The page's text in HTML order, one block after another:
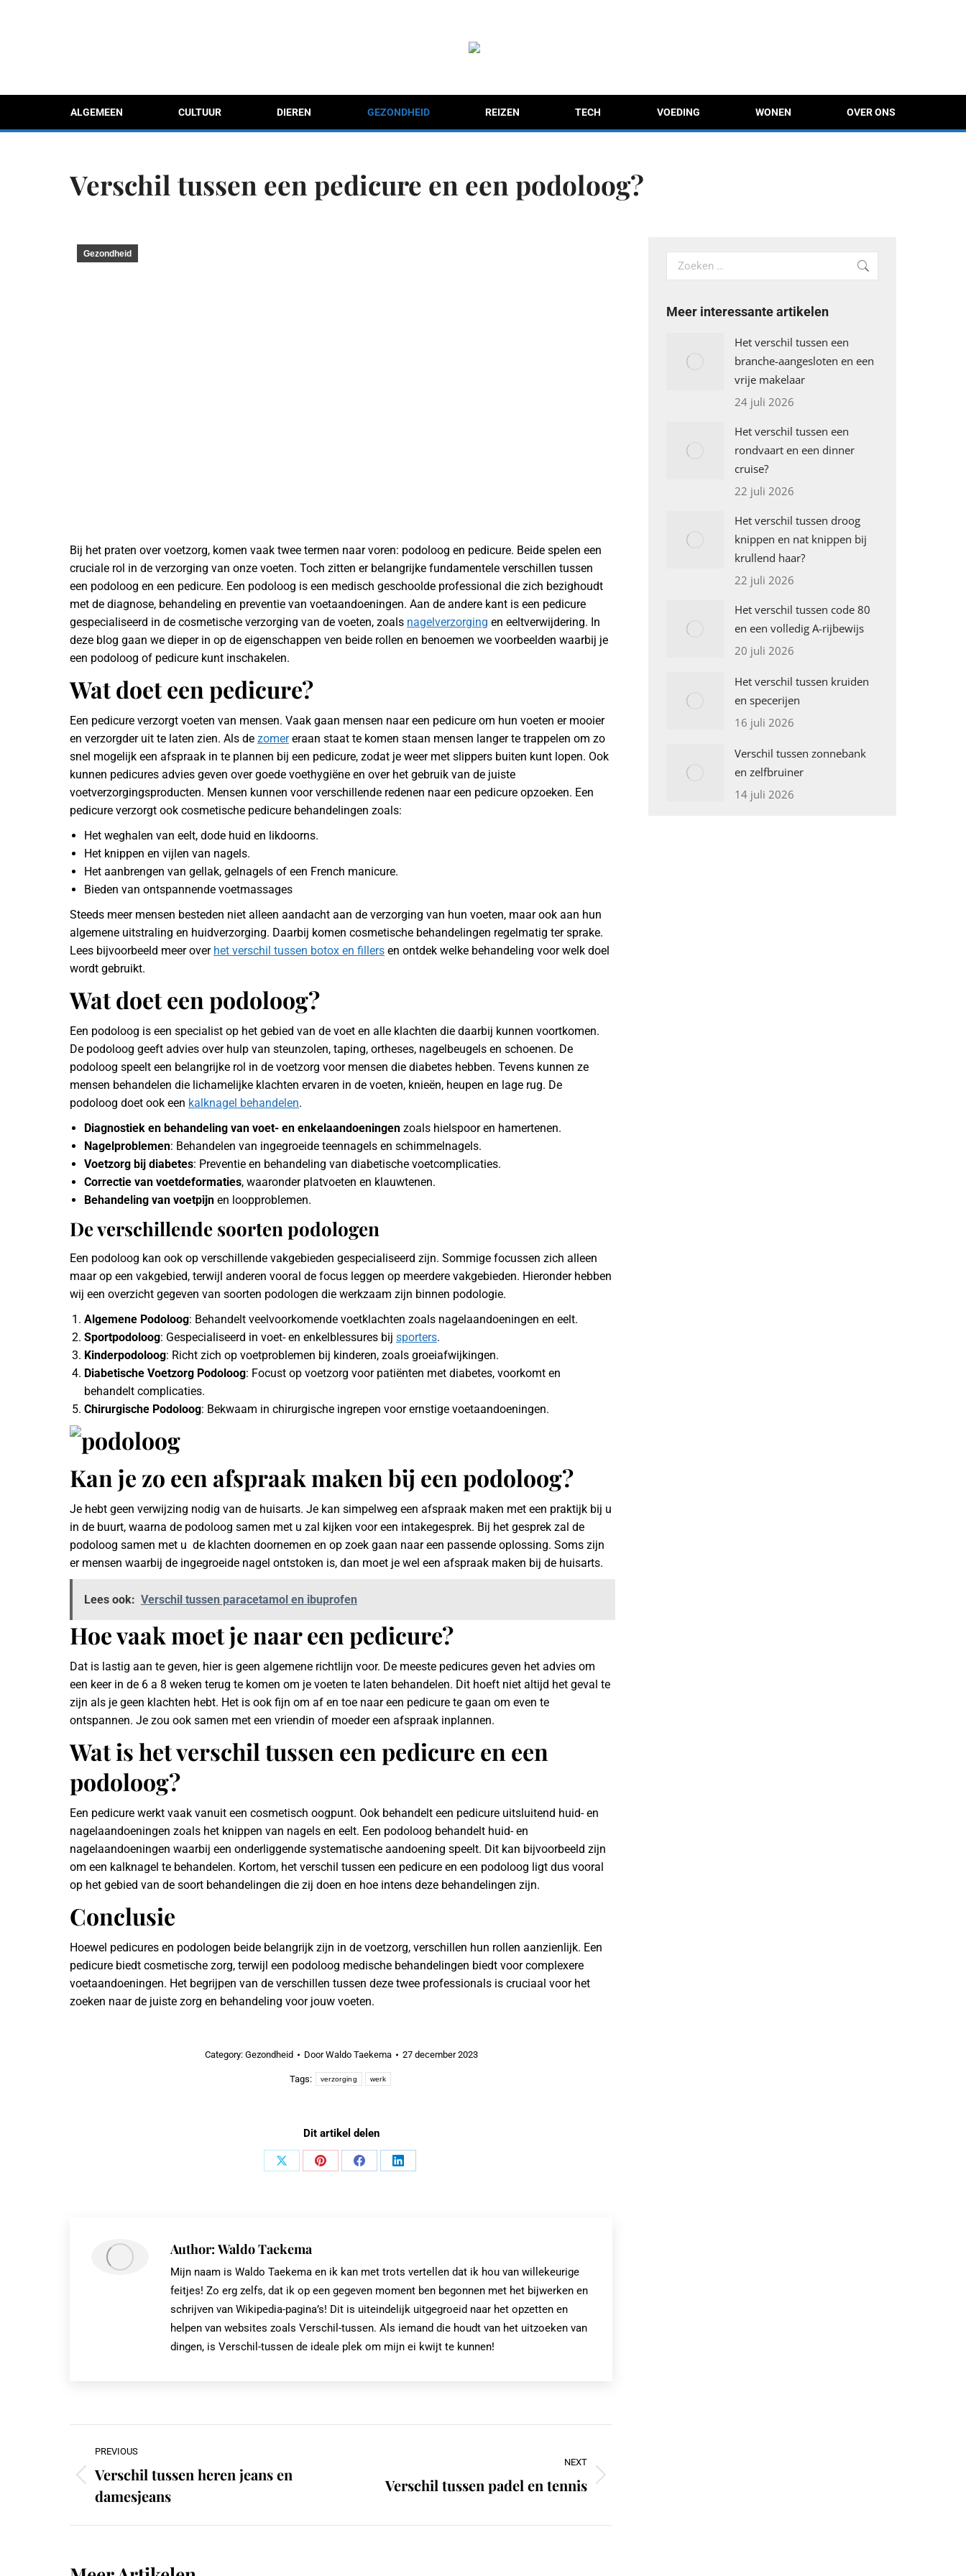
ALGEMEEN CULTUUR DIEREN GEZONDHEID REIZEN TECH VOEDING WONEN OVER ONS
Verschil tussen een pedicure en een podoloog?
Gezondheid
Bij het praten over voetzorg, komen vaak twee termen naar voren: podoloog en pedicure. Beide spelen een
cruciale rol in de verzorging van onze voeten. Toch zitten er belangrijke fundamentele verschillen tussen
een podoloog en een pedicure. Een podoloog is een medisch geschoolde professional die zich bezighoudt
met de diagnose, behandeling en preventie van voetaandoeningen. Aan de andere kant is een pedicure
gespecialiseerd in de cosmetische verzorging van de voeten, zoals nagelverzorging en eeltverwijdering. In
deze blog gaan we dieper in op de eigenschappen ven beide rollen en benoemen we voorbeelden waarbij je
een podoloog of pedicure kunt inschakelen.
Wat doet een pedicure?
Een pedicure verzorgt voeten van mensen. Vaak gaan mensen naar een pedicure om hun voeten er mooier
en verzorgder uit te laten zien. Als de zomereraan staat te komen staan mensen langer te trappelen om zo
snel mogelijk een afspraak in te plannen bij een pedicure, zodat je weer met slippers buiten kunt lopen. Ook
kunnen pedicures advies geven over goede voethygiëne en over het gebruik van de juiste
voetverzorgingsproducten. Mensen kunnen voor verschillende redenen naar een pedicure opzoeken. Een
pedicure verzorgt ook cosmetische pedicure behandelingen zoals:
Het weghalen van eelt, dode huid en likdoorns.
Het knippen en vijlen van nagels.
Het aanbrengen van gellak, gelnagels of een French manicure.
Bieden van ontspannende voetmassages
Steeds meer mensen besteden niet alleen aandacht aan de verzorging van hun voeten, maar ook aan hun
algemene uitstraling en huidverzorging. Daarbij komen cosmetische behandelingen regelmatig ter sprake.
Lees bijvoorbeeld meer over het verschil tussen botox en fillers en ontdek welke behandeling voor welk doel
wordt gebruikt.
Wat doet een podoloog?
Een podoloog is een specialist op het gebied van de voet en alle klachten die daarbij kunnen voortkomen.
De podoloog geeft advies over hulp van steunzolen, taping, ortheses, nagelbeugels en schoenen. De
podoloog speelt een belangrijke rol in de voetzorg voor mensen die diabetes hebben. Tevens kunnen ze
mensen behandelen die lichamelijke klachten ervaren in de voeten, knieën, heupen en lage rug. De
podoloog doet ook een kalknagel behandelen.
Diagnostiek en behandeling van voet- en enkelaandoeningen zoals hielspoor en hamertenen.
Nagelproblemen: Behandelen van ingegroeide teennagels en schimmelnagels.
Voetzorg bij diabetes: Preventie en behandeling van diabetische voetcomplicaties.
Correctie van voetdeformaties, waaronder platvoeten en klauwtenen.
Behandeling van voetpijn en loopproblemen.
De verschillende soorten podologen
Een podoloog kan ook op verschillende vakgebieden gespecialiseerd zijn. Sommige focussen zich alleen
maar op een vakgebied, terwijl anderen vooral de focus leggen op meerdere vakgebieden. Hieronder hebben
wij een overzicht gegeven van soorten podologen die werkzaam zijn binnen podologie.
Algemene Podoloog: Behandelt veelvoorkomende voetklachten zoals nagelaandoeningen en eelt.
Sportpodoloog: Gespecialiseerd in voet- en enkelblessures bij sporters.
Kinderpodoloog: Richt zich op voetproblemen bij kinderen, zoals groeiafwijkingen.
Diabetische Voetzorg Podoloog: Focust op voetzorg voor patiënten met diabetes, voorkomt en
behandelt complicaties.
Chirurgische Podoloog: Bekwaam in chirurgische ingrepen voor ernstige voetaandoeningen.
Kan je zo een afspraak maken bij een podoloog?
Je hebt geen verwijzing nodig van de huisarts. Je kan simpelweg een afspraak maken met een praktijk bij u
in de buurt, waarna de podoloog samen met u zal kijken voor een intakegesprek. Bij het gesprek zal de
podoloog samen met u de klachten doornemen en op zoek gaan naar een passende oplossing. Soms zijn
er mensen waarbij de ingegroeide nagel ontstoken is, dan moet je wel een afspraak maken bij de huisarts.
Lees ook: Verschil tussen paracetamol en ibuprofen
Hoe vaak moet je naar een pedicure?
Dat is lastig aan te geven, hier is geen algemene richtlijn voor. De meeste pedicures geven het advies om
een keer in de 6 a 8 weken terug te komen om je voeten te laten behandelen. Dit hoeft niet altijd het geval te
zijn als je geen klachten hebt. Het is ook fijn om af en toe naar een pedicure te gaan om even te
ontspannen. Je zou ook samen met een vriendin of moeder een afspraak inplannen.
Wat is het verschil tussen een pedicure en een
podoloog?
Een pedicure werkt vaak vanuit een cosmetisch oogpunt. Ook behandelt een pedicure uitsluitend huid- en
nagelaandoeningen zoals het knippen van nagels en eelt. Een podoloog behandelt huid- en
nagelaandoeningen waarbij een onderliggende systematische aandoening speelt. Dit kan bijvoorbeeld zijn
om een kalknagel te behandelen. Kortom, het verschil tussen een pedicure en een podoloog ligt dus vooral
op het gebied van de soort behandelingen die zij doen en hoe intens deze behandelingen zijn.
Conclusie
Hoewel pedicures en podologen beide belangrijk zijn in de voetzorg, verschillen hun rollen aanzienlijk. Een
pedicure biedt cosmetische zorg, terwijl een podoloog medische behandelingen biedt voor complexere
voetaandoeningen. Het begrijpen van de verschillen tussen deze twee professionals is cruciaal voor het
zoeken naar de juiste zorg en behandeling voor jouw voeten.
Category: Gezondheid DoorWaldo Taekema 27 december 2023
Tags: verzorging werk
Dit artikel delen
Share
Share
Share
Share
Author: Waldo Taekema
Mijn naam is Waldo Taekema en ik kan met trots vertellen dat ik hou van willekeurige
feitjes! Zo erg zelfs, dat ik op een gegeven moment ben begonnen met het bijwerken en
schrijven van Wikipedia-pagina’s! Dit is uiteindelijk uitgegroeid naar het opzetten en
helpen van websites zoals Verschil-tussen. Als iemand die houdt van het uitzoeken van
dingen, is Verschil-tussen de ideale plek om mijn ei kwijt te kunnen!
navigation
PREVIOUS
Previous
post:
Verschil tussen heren jeans en
damesjeans
NEXT
Verschil tussen padel en tennis
Search:
Meer interessante artikelen
Het verschil tussen een
branche-aangesloten en een
vrije makelaar
24 juli 2026
Het verschil tussen een
rondvaart en een dinner
cruise?
22 juli 2026
Het verschil tussen droog
knippen en nat knippen bij
krullend haar?
22 juli 2026
Het verschil tussen code 80
en een volledig A-rijbewijs
20 juli 2026
Het verschil tussen kruiden
en specerijen
16 juli 2026
Verschil tussen zonnebank
en zelfbruiner
14 juli 2026